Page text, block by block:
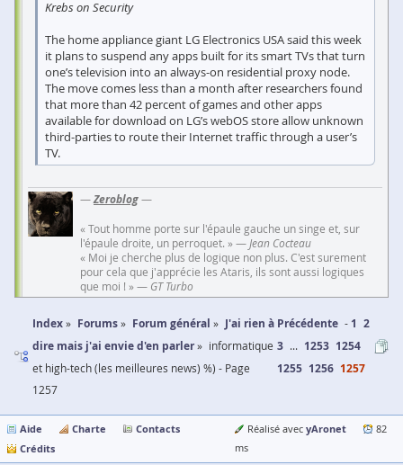
Krebs on Security
The home appliance giant LG Electronics USA said this week
it plans to suspend any apps built for its smart TVs that turn
one’s television into an always-on residential proxy node.
The move comes less than a month after researchers found
that more than 42 percent of games and other apps
available for download on LG’s webOS store allow unknown
third-parties to route their Internet traffic through a user’s
TV.
—Zeroblog—
« Tout homme porte sur l'épaule gauche un singe et, sur
l'épaule droite, un perroquet. » — Jean Cocteau
« Moi je cherche plus de logique non plus. C'est surement
pour cela que j'apprécie les Ataris, ils sont aussi logiques
que moi ! » — GT Turbo
Index Forums Forum général
J'ai rien à
dire mais j'ai envie d'en parler
informatique
et high-tech (les meilleures news) %) - Page
1257
Précédente 1 2
3 ... 1253 1254
1255 1256 1257
Aide Charte
Contacts
Crédits
Réalisé avec yAronet
82
ms